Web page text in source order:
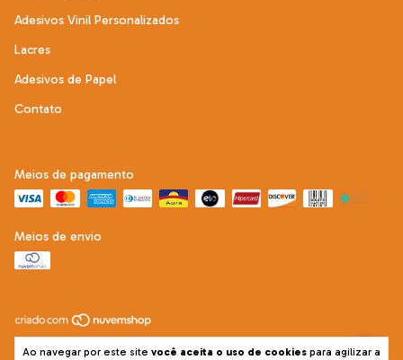
Ao navegar por este site você aceita o uso de cookies para agilizar a
Adesivos Vinil Personalizados
Lacres
Adesivos de Papel
Contato
Meios de pagamento
Meios de envio
Copyright Adesive Mais - 22292121000197 - 2026. Todos os direitos
reservados.